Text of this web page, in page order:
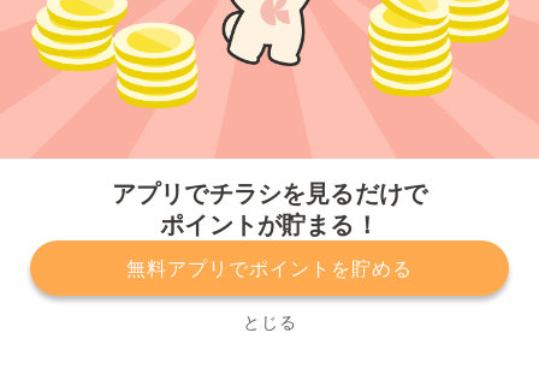
アプリでチラシを見るだけで
ポイントが貯まる！
無料アプリでポイントを貯める
とじる
プライバシーポリシー 利用規約
運営会社
サービスに関してのお問い合わせ